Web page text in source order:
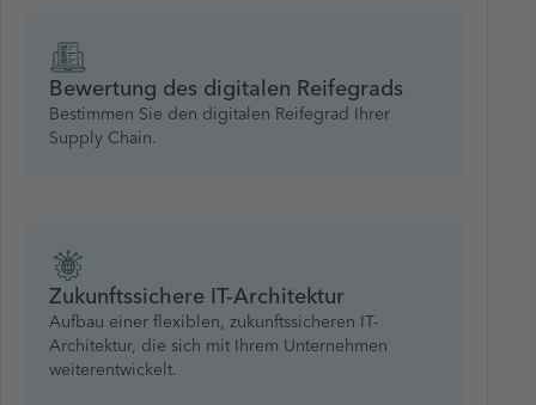
Bewertung des digitalen Reifegrads
Bestimmen Sie den digitalen Reifegrad Ihrer
Supply Chain.
Zukunftssichere IT-Architektur
Aufbau einer flexiblen, zukunftssicheren IT-
Architektur, die sich mit Ihrem Unternehmen
weiterentwickelt.